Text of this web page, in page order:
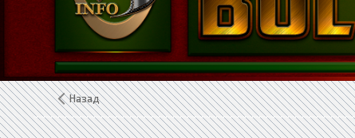
Назад